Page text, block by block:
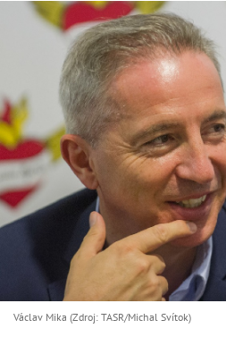
Václav Mika (Zdroj: TASR/Michal Svítok)